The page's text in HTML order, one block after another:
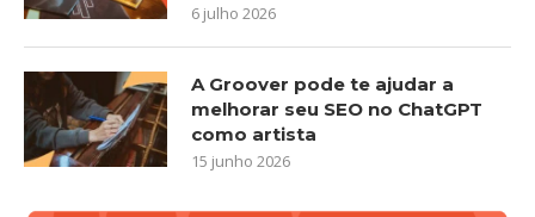
6 julho 2026
A Groover pode te ajudar a
melhorar seu SEO no ChatGPT
como artista
15 junho 2026